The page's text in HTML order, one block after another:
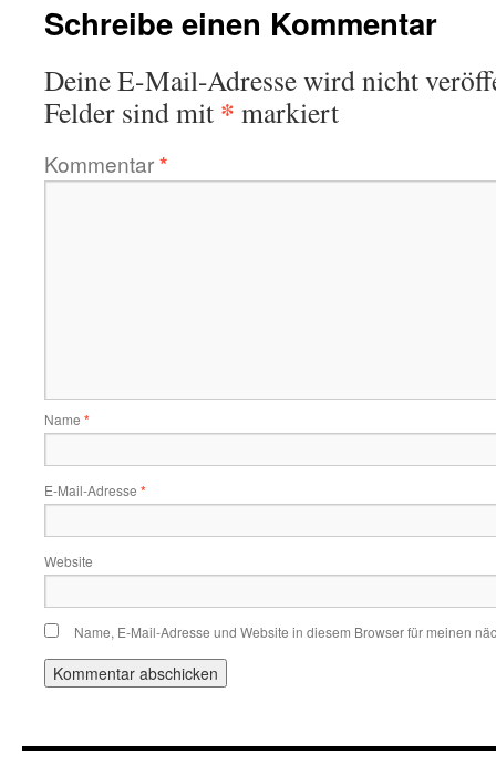
Schreibe einen Kommentar
Deine E-Mail-Adresse wird nicht
Felder sind mit * markiert
Kommentar*
Name *
E-Mail-Adresse *
Website
Name, E-Mail-Adresse und Website in diesem Browser für meinen